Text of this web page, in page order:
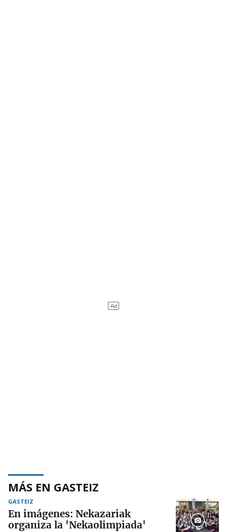
MÁS EN GASTEIZ
GASTEIZ
En imágenes: Nekazariak
organiza la 'Nekaolimpiada'